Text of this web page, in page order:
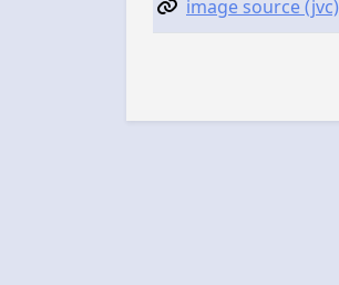
image source (jvc)